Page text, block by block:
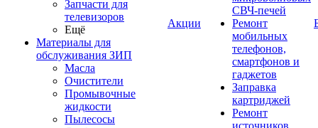
Запчасти для
телевизоров
Ещё
Материалы для
обслуживания ЗИП
Масла
Очистители
Промывочные
жидкости
Пылесосы
Акции
СВЧ-печей
Ремонт
мобильных
телефонов,
смартфонов и
гаджетов
Заправка
картриджей
Ремонт
источников